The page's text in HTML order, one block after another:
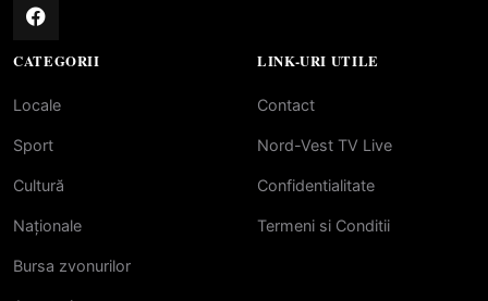
CATEGORII
Locale
Sport
Cultură
Naționale
Bursa zvonurilor
LINK-URI UTILE
Contact
Nord-Vest TV Live
Confidentialitate
Termeni si Conditii